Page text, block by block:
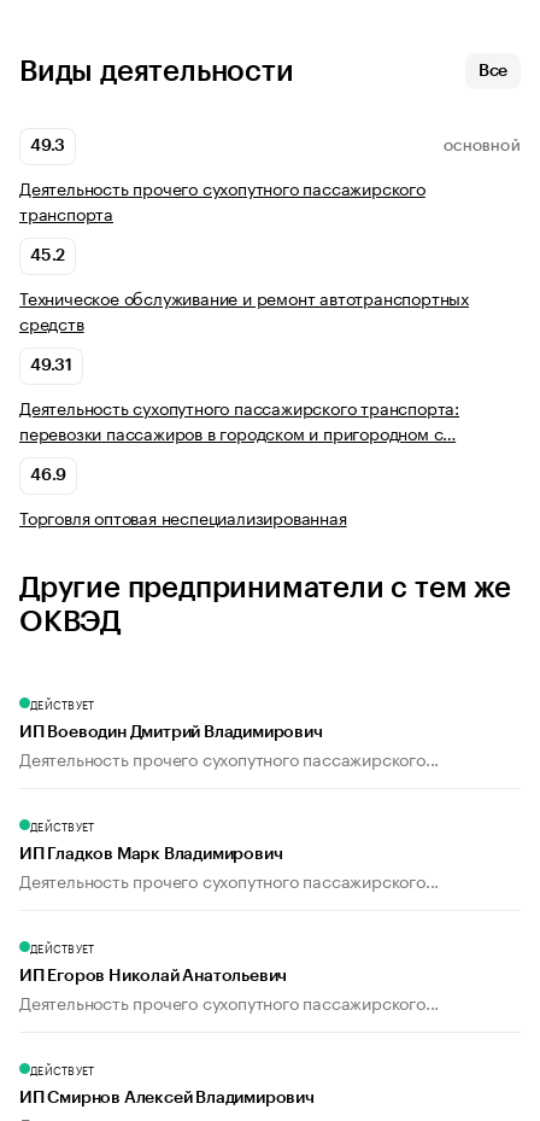
Виды деятельности Все
49.3 ОСНОВНОЙ
Деятельность прочего сухопутного пассажирского
транспорта
45.2
Техническое обслуживание и ремонт автотранспортных
средств
49.31
Деятельность сухопутного пассажирского транспорта:
перевозки пассажиров в городском и пригородном с…
46.9
Торговля оптовая неспециализированная
Другие предприниматели с тем же
ОКВЭД
ДЕЙСТВУЕТ
ИП Воеводин Дмитрий Владимирович
Деятельность прочего сухопутного пассажирского...
ДЕЙСТВУЕТ
ИП Гладков Марк Владимирович
Деятельность прочего сухопутного пассажирского...
ДЕЙСТВУЕТ
ИП Егоров Николай Анатольевич
Деятельность прочего сухопутного пассажирского...
ДЕЙСТВУЕТ
ИП Смирнов Алексей Владимирович